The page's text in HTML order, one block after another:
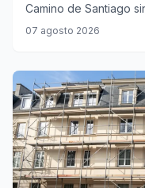
Camino de Santiago
descansando cada
07 agosto 2026